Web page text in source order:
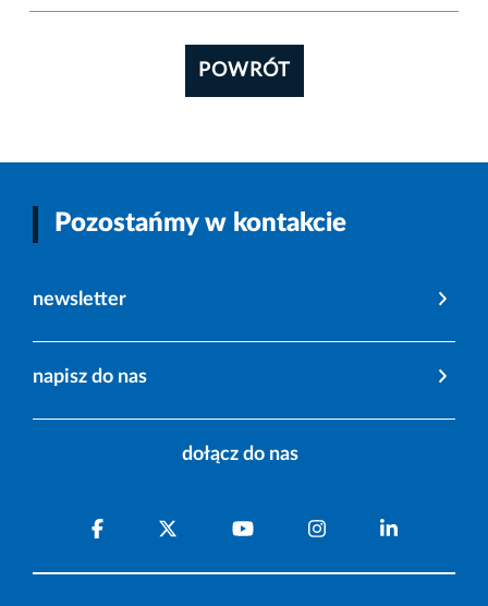
POWRÓT
Pozostańmy w kontakcie
newsletter
napisz do nas
dołącz do nas